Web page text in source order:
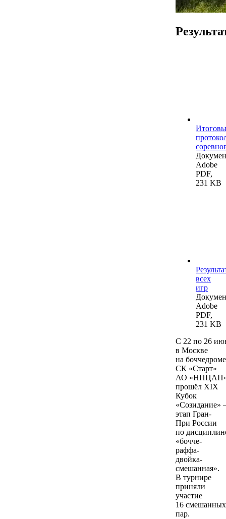
Adobe
PDF,
231 KB
всех
игр
Adobe
PDF,
231 KB
С 22 по 26
в Москве
на боччедроме
СК «Старт»
АО
прошёл XIX
Кубок
«Созидание»
этап Гран-
При России
по
«бочче-
раффа-
двойка-
смешанная».
В турнире
приняли
участие
16 смешанных
пар.